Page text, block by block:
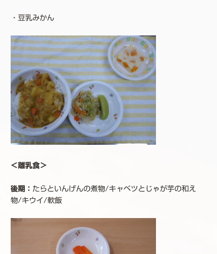
・豆乳みかん
＜離乳食＞
後期： たらといんげんの煮物/キャベツとじゃが芋の和え
物/キウイ/軟飯